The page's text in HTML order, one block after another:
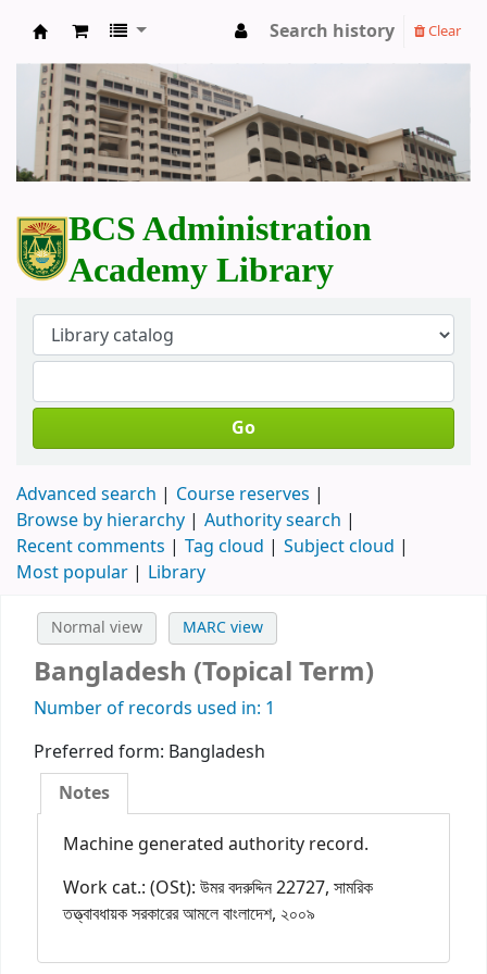
BCS Administration Academy Library
Search history Clear
BCS Administration
Academy Library
Go
Advanced search
Course reserves
Browse by hierarchy
Authority search
Recent comments
Tag cloud
Subject cloud
Most popular
Library
Normal view MARC view
Bangladesh (Topical Term)
Number of records used in: 1
Preferred form: Bangladesh
Notes
Machine generated authority record.
Work cat.: (OSt): উমর বদরুদ্দিন 22727, সামরিক
তত্ত্বাবধায়ক সরকারের আমলে বাংলাদেশ, ২০০৯